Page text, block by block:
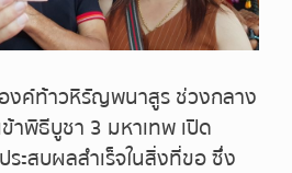
งค์ท้าวหิรัญพนาสูร ช่วงกลาง
าพิธีบูชา 3 มหาเทพ เปิด
ะสบผลสำเร็จในสิ่งที่ขอ ซึ่ง